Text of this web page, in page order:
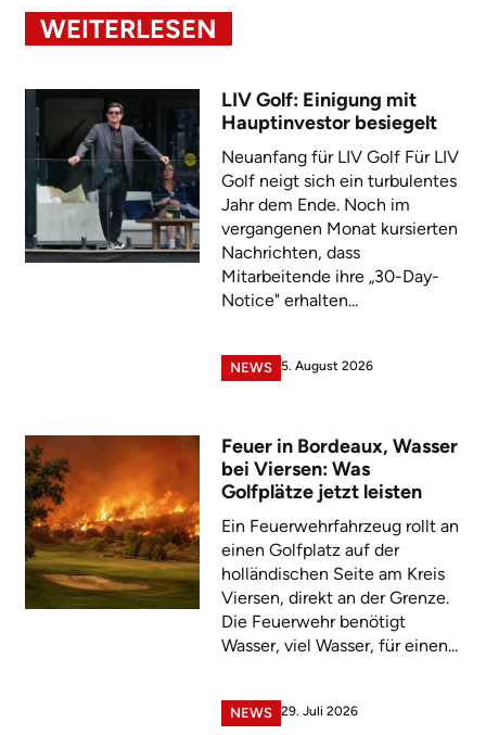
WEITERLESEN
LIV Golf: Einigung mit
Hauptinvestor besiegelt
Neuanfang für LIV Golf Für LIV
Golf neigt sich ein turbulentes
Jahr dem Ende. Noch im
vergangenen Monat kursierten
Nachrichten, dass
Mitarbeitende ihre „30-Day-
Notice" erhalten...
NEWS 5. August 2026
Feuer in Bordeaux, Wasser
bei Viersen: Was
Golfplätze jetzt leisten
Ein Feuerwehrfahrzeug rollt an
einen Golfplatz auf der
holländischen Seite am Kreis
Viersen, direkt an der Grenze.
Die Feuerwehr benötigt
Wasser, viel Wasser, für einen...
NEWS 29. Juli 2026